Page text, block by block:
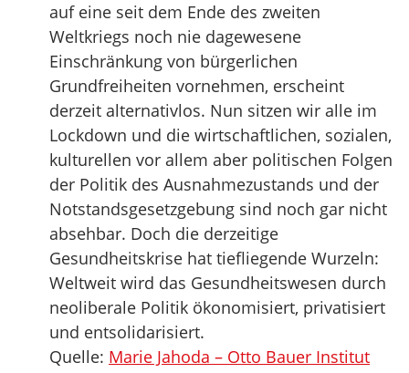
auf eine seit dem Ende des zweiten
Weltkriegs noch nie dagewesene
Einschränkung von bürgerlichen
Grundfreiheiten vornehmen, erscheint
derzeit alternativlos. Nun sitzen wir alle im
Lockdown und die wirtschaftlichen, sozialen,
kulturellen vor allem aber politischen Folgen
der Politik des Ausnahmezustands und der
Notstandsgesetzgebung sind noch gar nicht
absehbar. Doch die derzeitige
Gesundheitskrise hat tiefliegende Wurzeln:
Weltweit wird das Gesundheitswesen durch
neoliberale Politik ökonomisiert, privatisiert
und entsolidarisiert.
Quelle: Marie Jahoda – Otto Bauer Institut